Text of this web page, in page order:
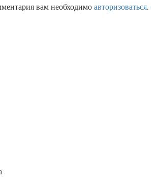
вам необходимо авторизоваться.